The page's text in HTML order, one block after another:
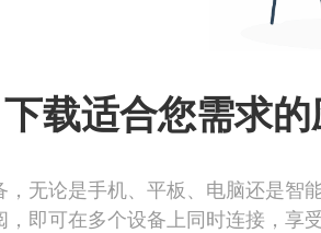
下载适合您需求
无论是手机、平板、电脑还是智
即可在多个设备上同时连接，享